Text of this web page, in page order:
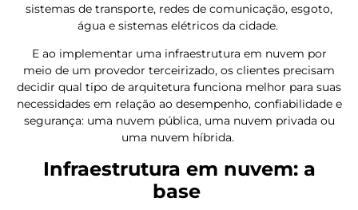
sistemas de transporte, redes de comunicação, esgoto,
água e sistemas elétricos da cidade.
E ao implementar uma infraestrutura em nuvem por
meio de um provedor terceirizado, os clientes precisam
decidir qual tipo de arquitetura funciona melhor para suas
necessidades em relação ao desempenho, confiabilidade e
segurança: uma nuvem pública, uma nuvem privada ou
uma nuvem híbrida.
Infraestrutura em nuvem: a
base